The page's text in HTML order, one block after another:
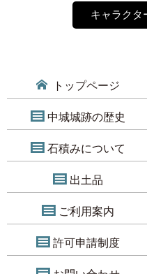
キャラクタ
トップページ
中城城跡の歴史
石積みについて
出土品
ご利用案内
許可申請制度